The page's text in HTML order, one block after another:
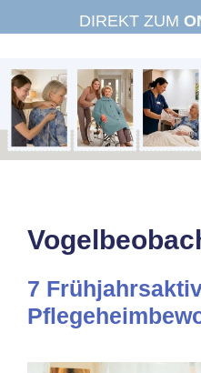
Inhalt
DIREKT ZUM
7